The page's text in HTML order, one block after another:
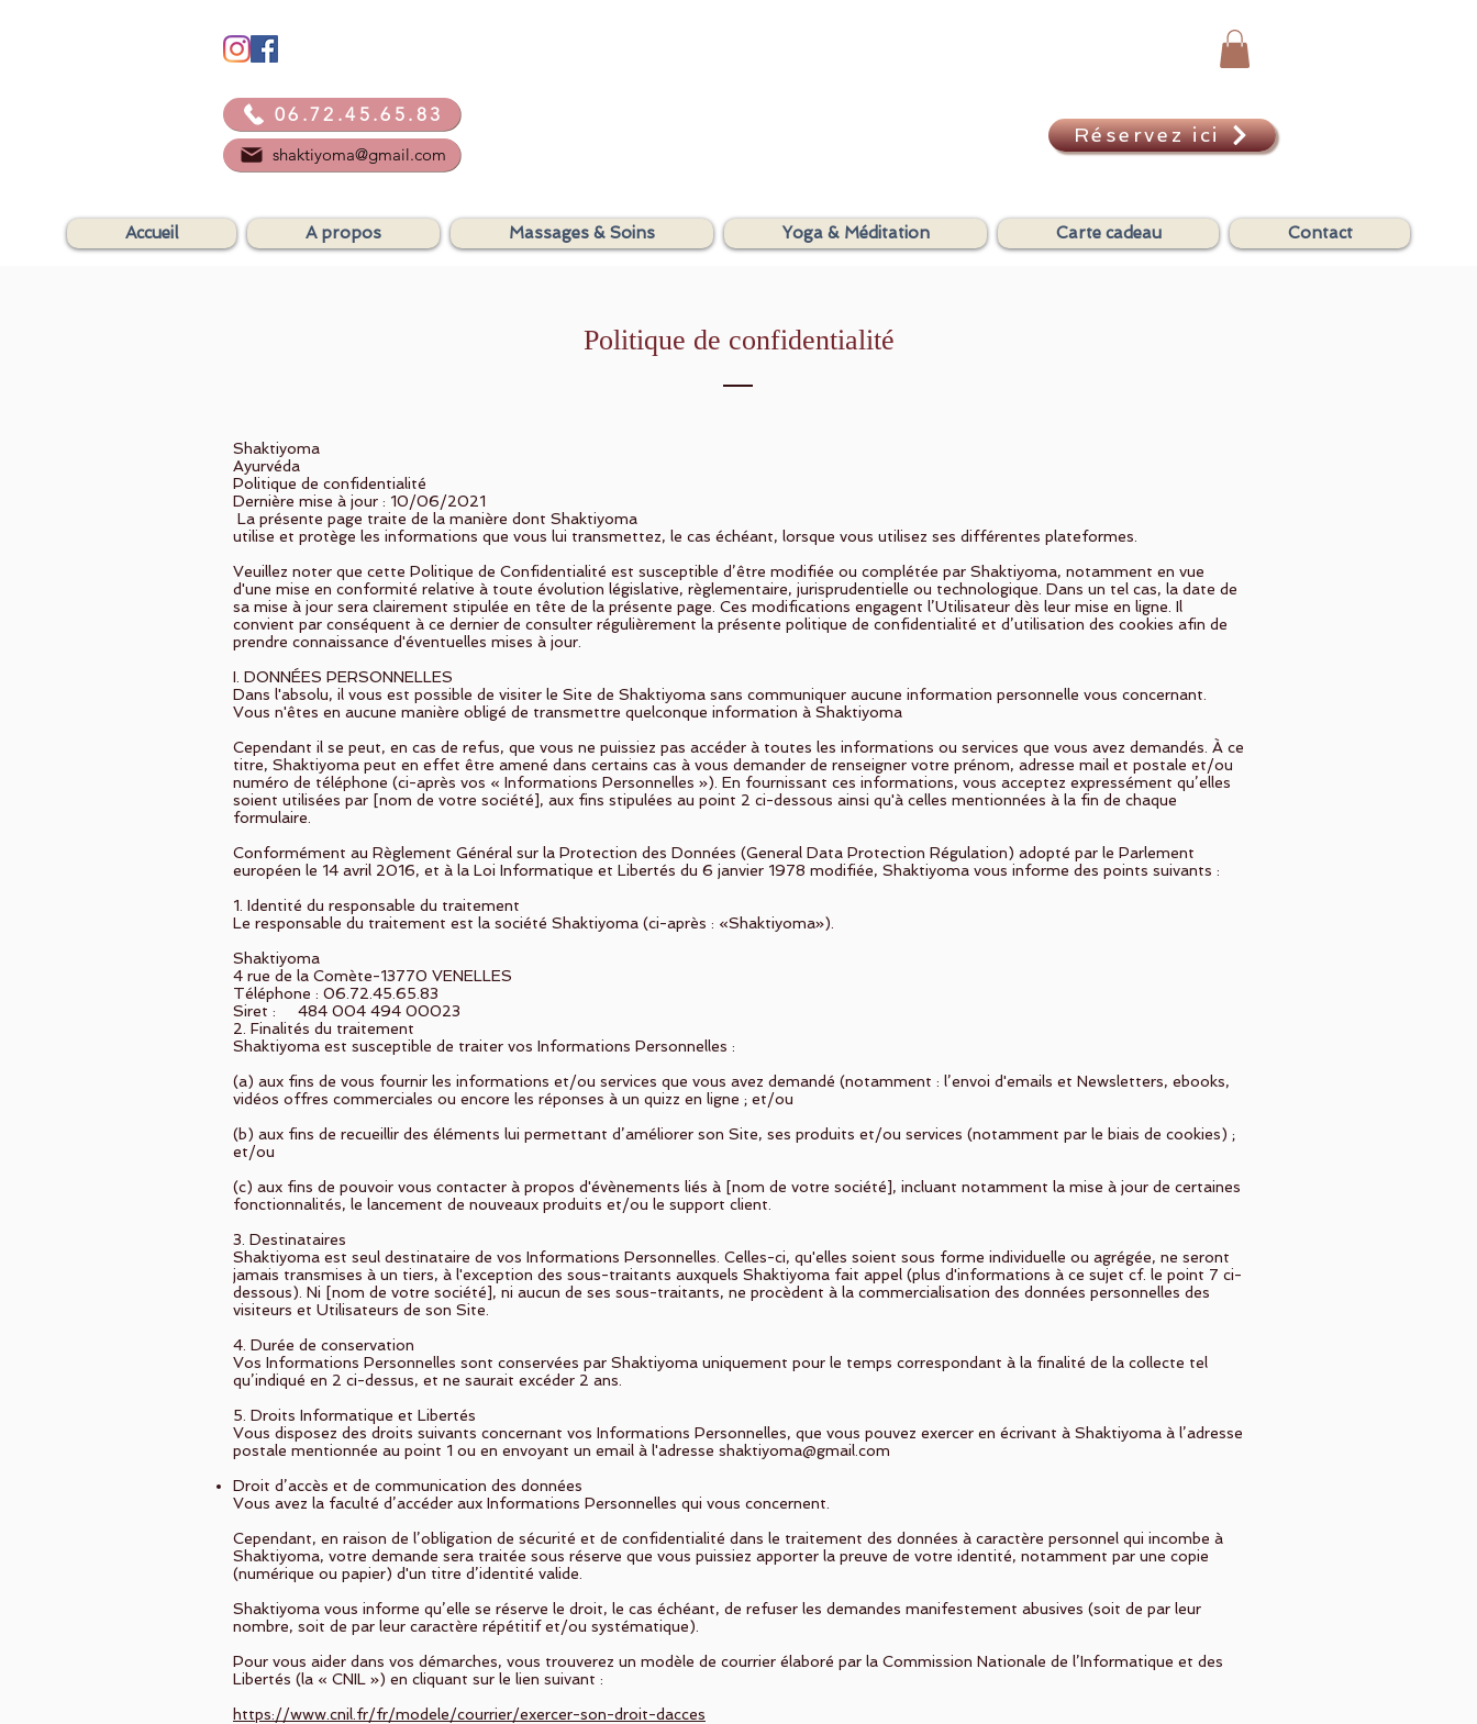
06.72.45.65.83
shaktiyoma@gmail.com
SHAKTIYOMA
Réservez ici
Accueil A propos Massages & Soins Yoga & Méditation Carte cadeau Contact
Politique de confidentialité
Shaktiyoma
Ayurvéda
Politique de confidentialité
Dernière mise à jour : 10/06/2021
La présente page traite de la manière dont Shaktiyoma
utilise et protège les informations que vous lui transmettez, le cas échéant, lorsque vous utilisez ses différentes plateformes.
Veuillez noter que cette Politique de Confidentialité est susceptible d’être modifiée ou complétée par Shaktiyoma, notamment en vue
d'une mise en conformité relative à toute évolution législative, règlementaire, jurisprudentielle ou technologique. Dans un tel cas, la date de
sa mise à jour sera clairement stipulée en tête de la présente page. Ces modifications engagent l’Utilisateur dès leur mise en ligne. Il
convient par conséquent à ce dernier de consulter régulièrement la présente politique de confidentialité et d’utilisation des cookies afin de
prendre connaissance d'éventuelles mises à jour.
I. DONNÉES PERSONNELLES
Dans l'absolu, il vous est possible de visiter le Site de Shaktiyoma sans communiquer aucune information personnelle vous concernant.
Vous n'êtes en aucune manière obligé de transmettre quelconque information à Shaktiyoma
Cependant il se peut, en cas de refus, que vous ne puissiez pas accéder à toutes les informations ou services que vous avez demandés. À ce
titre, Shaktiyoma peut en effet être amené dans certains cas à vous demander de renseigner votre prénom, adresse mail et postale et/ou
numéro de téléphone (ci-après vos « Informations Personnelles »). En fournissant ces informations, vous acceptez expressément qu’elles
soient utilisées par [nom de votre société], aux fins stipulées au point 2 ci-dessous ainsi qu'à celles mentionnées à la fin de chaque
formulaire.
Conformément au Règlement Général sur la Protection des Données (General Data Protection Régulation) adopté par le Parlement
européen le 14 avril 2016, et à la Loi Informatique et Libertés du 6 janvier 1978 modifiée, Shaktiyoma vous informe des points suivants :
1. Identité du responsable du traitement
Le responsable du traitement est la société Shaktiyoma (ci-après : «Shaktiyoma»).
Shaktiyoma
4 rue de la Comète-13770 VENELLES
Téléphone : 06.72.45.65.83
Siret : 484 004 494 00023
2. Finalités du traitement
Shaktiyoma est susceptible de traiter vos Informations Personnelles :
(a) aux fins de vous fournir les informations et/ou services que vous avez demandé (notamment : l’envoi d'emails et Newsletters, ebooks,
vidéos offres commerciales ou encore les réponses à un quizz en ligne ; et/ou
(b) aux fins de recueillir des éléments lui permettant d’améliorer son Site, ses produits et/ou services (notamment par le biais de cookies) ;
et/ou
(c) aux fins de pouvoir vous contacter à propos d'évènements liés à [nom de votre société], incluant notamment la mise à jour de certaines
fonctionnalités, le lancement de nouveaux produits et/ou le support client.
3. Destinataires
Shaktiyoma est seul destinataire de vos Informations Personnelles. Celles-ci, qu'elles soient sous forme individuelle ou agrégée, ne seront
jamais transmises à un tiers, à l'exception des sous-traitants auxquels Shaktiyoma fait appel (plus d'informations à ce sujet cf. le point 7 ci-
dessous). Ni [nom de votre société], ni aucun de ses sous-traitants, ne procèdent à la commercialisation des données personnelles des
visiteurs et Utilisateurs de son Site.
4. Durée de conservation
Vos Informations Personnelles sont conservées par Shaktiyoma uniquement pour le temps correspondant à la finalité de la collecte tel
qu’indiqué en 2 ci-dessus, et ne saurait excéder 2 ans.
5. Droits Informatique et Libertés
Vous disposez des droits suivants concernant vos Informations Personnelles, que vous pouvez exercer en écrivant à Shaktiyoma à l’adresse
postale mentionnée au point 1 ou en envoyant un email à l'adresse shaktiyoma@gmail.com
Droit d’accès et de communication des données
Vous avez la faculté d’accéder aux Informations Personnelles qui vous concernent.
Cependant, en raison de l’obligation de sécurité et de confidentialité dans le traitement des données à caractère personnel qui incombe à
Shaktiyoma, votre demande sera traitée sous réserve que vous puissiez apporter la preuve de votre identité, notamment par une copie
(numérique ou papier) d'un titre d’identité valide.
Shaktiyoma vous informe qu’elle se réserve le droit, le cas échéant, de refuser les demandes manifestement abusives (soit de par leur
nombre, soit de par leur caractère répétitif et/ou systématique).
Pour vous aider dans vos démarches, vous trouverez un modèle de courrier élaboré par la Commission Nationale de l’Informatique et des
Libertés (la « CNIL ») en cliquant sur le lien suivant :
https://www.cnil.fr/fr/modele/courrier/exercer-son-droit-dacces